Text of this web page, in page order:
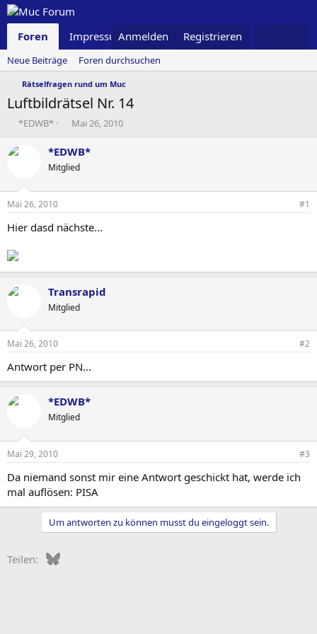
Foren Impressum Was ist neu
Anmelden Registrieren
Neue Beiträge Foren durchsuchen
Rätselfragen rund um Muc
Luftbildrätsel Nr. 14
T
e
n
s
t
a
t
e
r
*EDWB*
B
g
n
a
t
Mai 26, 2010
*EDWB*
Mitglied
Mai 26, 2010 #1
Hier dasd nächste...
Transrapid
Mitglied
Mai 26, 2010 #2
Antwort per PN...
*EDWB*
Mitglied
Mai 29, 2010 #3
Da niemand sonst mir eine Antwort geschickt hat, werde ich
mal auflösen: PISA
Um antworten zu können musst du eingeloggt sein.
Teilen: Bluesky